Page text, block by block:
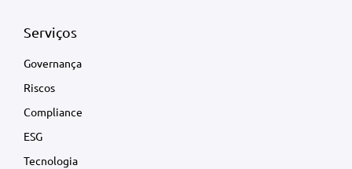
Serviços
Governança
Riscos
Compliance
ESG
Tecnologia